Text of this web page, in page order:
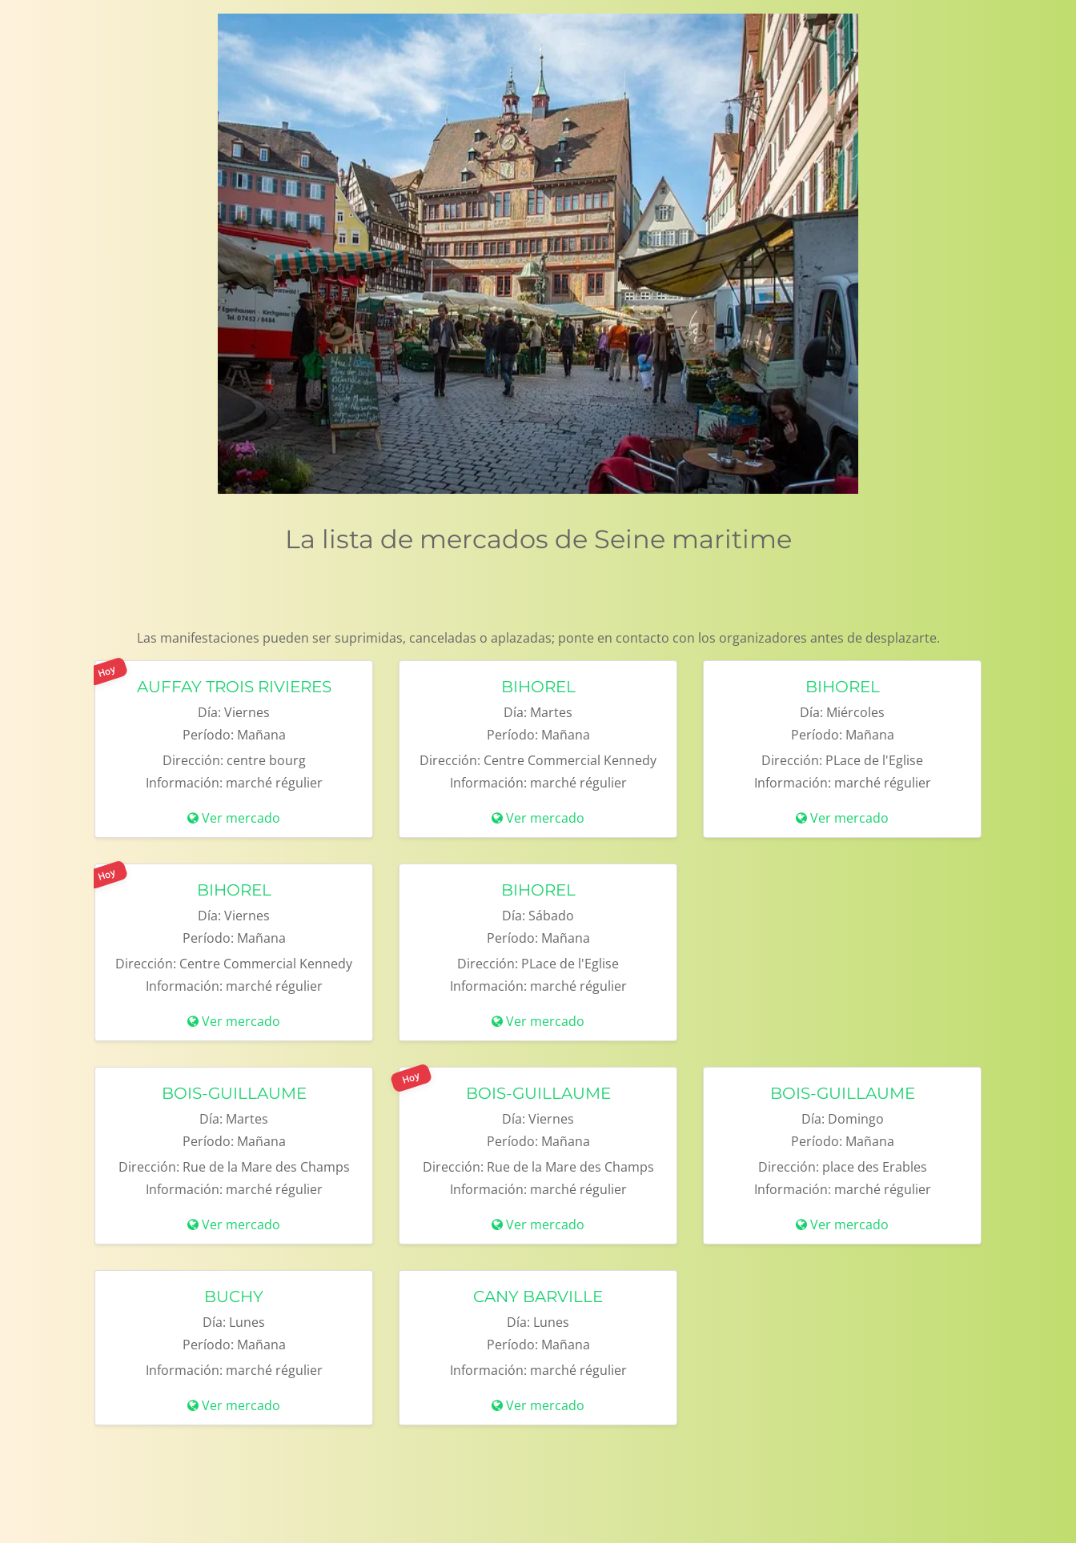
La lista de mercados de Seine maritime
Las manifestaciones pueden ser suprimidas, canceladas o aplazadas; ponte en contacto con los organizadores antes de desplazarte.
Hoy
AUFFAY TROIS RIVIERES
Día: Viernes
Período: Mañana
Dirección: centre bourg
Información: marché régulier
Ver mercado
BIHOREL
Día: Martes
Período: Mañana
Dirección: Centre Commercial Kennedy
Información: marché régulier
Ver mercado
BIHOREL
Día: Miércoles
Período: Mañana
Dirección: PLace de l'Eglise
Información: marché régulier
Ver mercado
Hoy
BIHOREL
Día: Viernes
Período: Mañana
Dirección: Centre Commercial Kennedy
Información: marché régulier
Ver mercado
BIHOREL
Día: Sábado
Período: Mañana
Dirección: PLace de l'Eglise
Información: marché régulier
Ver mercado
BOIS-GUILLAUME
Día: Martes
Período: Mañana
Dirección: Rue de la Mare des Champs
Información: marché régulier
Ver mercado
Hoy
BOIS-GUILLAUME
Día: Viernes
Período: Mañana
Dirección: Rue de la Mare des Champs
Información: marché régulier
Ver mercado
BOIS-GUILLAUME
Día: Domingo
Período: Mañana
Dirección: place des Erables
Información: marché régulier
Ver mercado
BUCHY
Día: Lunes
Período: Mañana
Información: marché régulier
Ver mercado
CANY BARVILLE
Día: Lunes
Período: Mañana
Información: marché régulier
Ver mercado